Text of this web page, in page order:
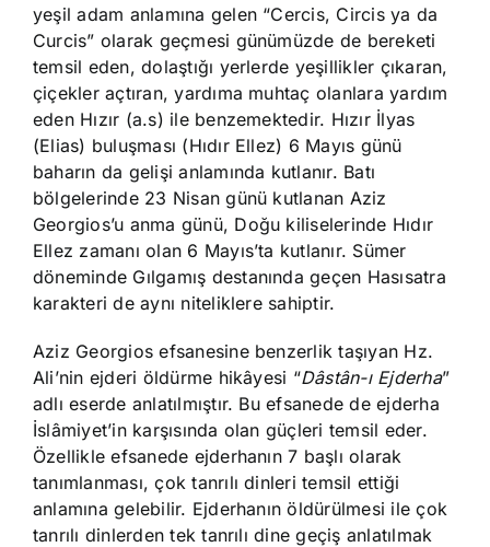
yeşil adam anlamına gelen “Cercis, Circis ya da
Curcis” olarak geçmesi günümüzde de bereketi
temsil eden, dolaştığı yerlerde yeşillikler çıkaran,
çiçekler açtıran, yardıma muhtaç olanlara yardım
eden Hızır (a.s) ile benzemektedir. Hızır İlyas
(Elias) buluşması (Hıdır Ellez) 6 Mayıs günü
baharın da gelişi anlamında kutlanır. Batı
bölgelerinde 23 Nisan günü kutlanan Aziz
Georgios’u anma günü, Doğu kiliselerinde Hıdır
Ellez zamanı olan 6 Mayıs’ta kutlanır. Sümer
döneminde Gılgamış destanında geçen Hasısatra
karakteri de aynı niteliklere sahiptir.
Aziz Georgios efsanesine benzerlik taşıyan Hz.
Ali’nin ejderi öldürme hikâyesi “Dâstân-ı Ejderha”
adlı eserde anlatılmıştır. Bu efsanede de ejderha
İslâmiyet’in karşısında olan güçleri temsil eder.
Özellikle efsanede ejderhanın 7 başlı olarak
tanımlanması, çok tanrılı dinleri temsil ettiği
anlamına gelebilir. Ejderhanın öldürülmesi ile çok
tanrılı dinlerden tek tanrılı dine geçiş anlatılmak